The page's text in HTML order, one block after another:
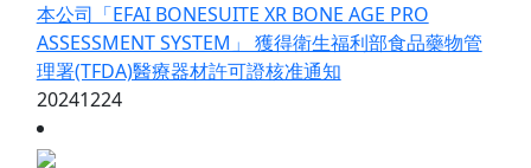
本公司「EFAI BONESUITE XR BONE AGE PRO
ASSESSMENT SYSTEM」 獲得衛生福利部食品藥物管
理署(TFDA)醫療器材許可證核准通知
20241224